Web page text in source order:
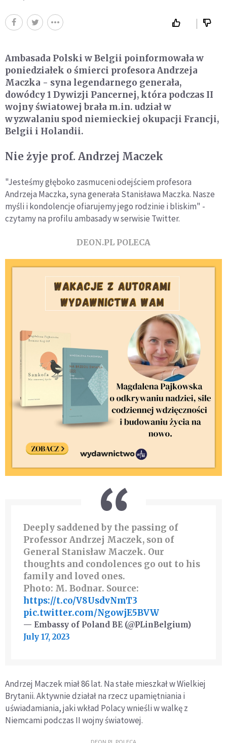
Ambasada Polski w Belgii poinformowała w
poniedziałek o śmierci profesora Andrzeja
Maczka - syna legendarnego generała,
dowódcy 1 Dywizji Pancernej, która podczas II
wojny światowej brała m.in. udział w
wyzwalaniu spod niemieckiej okupacji Francji,
Belgii i Holandii.
Nie żyje prof. Andrzej Maczek
"Jesteśmy głęboko zasmuceni odejściem profesora
Andrzeja Maczka, syna generała Stanisława Maczka. Nasze
myśli i kondolencje ofiarujemy jego rodzinie i bliskim" -
czytamy na profilu ambasady w serwisie Twitter.
DEON.PL POLECA
Deeply saddened by the passing of
Professor Andrzej Maczek, son of
General Stanisław Maczek. Our
thoughts and condolences go out to his
family and loved ones.
Photo: M. Bodnar. Source:
https://t.co/V8UsdvNmT3
pic.twitter.com/NgowjE5BVW
— Embassy of Poland BE (@PLinBelgium)
July 17, 2023
Andrzej Maczek miał 86 lat. Na stałe mieszkał w Wielkiej
Brytanii. Aktywnie działał na rzecz upamiętniania i
uświadamiania, jaki wkład Polacy wnieśli w walkę z
Niemcami podczas II wojny światowej.